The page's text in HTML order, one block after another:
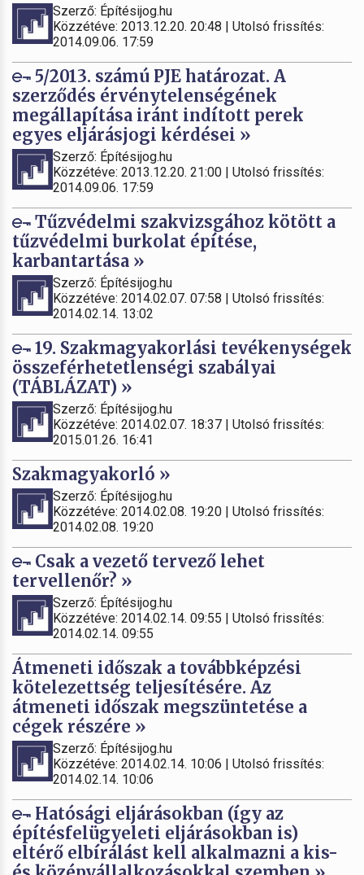
Szerző: Építésijog.hu
Közzétéve: 2013.12.20. 20:48 | Utolsó frissítés:
2014.09.06. 17:59
5/2013. számú PJE határozat. A
szerződés érvénytelenségének
megállapítása iránt indított perek
egyes eljárásjogi kérdései »
Szerző: Építésijog.hu
Közzétéve: 2013.12.20. 21:00 | Utolsó frissítés:
2014.09.06. 17:59
Tűzvédelmi szakvizsgához kötött a
tűzvédelmi burkolat építése,
karbantartása »
Szerző: Építésijog.hu
Közzétéve: 2014.02.07. 07:58 | Utolsó frissítés:
2014.02.14. 13:02
19. Szakmagyakorlási tevékenységek
összeférhetetlenségi szabályai
(TÁBLÁZAT) »
Szerző: Építésijog.hu
Közzétéve: 2014.02.07. 18:37 | Utolsó frissítés:
2015.01.26. 16:41
Szakmagyakorló »
Szerző: Építésijog.hu
Közzétéve: 2014.02.08. 19:20 | Utolsó frissítés:
2014.02.08. 19:20
Csak a vezető tervező lehet
tervellenőr? »
Szerző: Építésijog.hu
Közzétéve: 2014.02.14. 09:55 | Utolsó frissítés:
2014.02.14. 09:55
Átmeneti időszak a továbbképzési
kötelezettség teljesítésére. Az
átmeneti időszak megszüntetése a
cégek részére »
Szerző: Építésijog.hu
Közzétéve: 2014.02.14. 10:06 | Utolsó frissítés:
2014.02.14. 10:06
Hatósági eljárásokban (így az
építésfelügyeleti eljárásokban is)
eltérő elbírálást kell alkalmazni a kis-